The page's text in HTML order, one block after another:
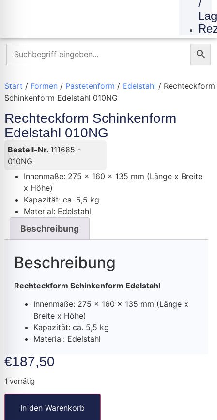
/
Start / Formen / Pastetenform / Edelstahl / Rechteckform
Schinkenform Edelstahl 010NG
Rechteckform Schinkenform
Edelstahl 010NG
Bestell-Nr. 111685 -
010NG
Innenmaße: 275 x 160 x 135 mm (Länge x Breite
x Höhe)
Kapazität: ca. 5,5 kg
Material: Edelstahl
Beschreibung
Beschreibung
Rechteckform Schinkenform Edelstahl
Innenmaße: 275 x 160 x 135 mm (Länge x
Breite x Höhe)
Kapazität: ca. 5,5 kg
Material: Edelstahl
€187,50
1 vorrätig
In den Warenkorb